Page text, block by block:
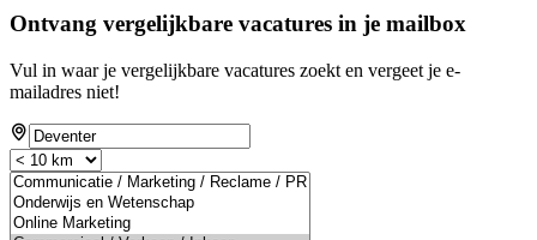
Ontvang vergelijkbare vacatures in je mailbox
Vul in waar je vergelijkbare vacatures zoekt en vergeet je e-
mailadres niet!